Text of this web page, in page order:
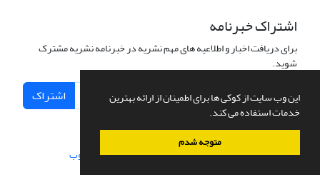
این وب سایت از کوکی ها برای اطمینان از ارائه بهترین
خدمات استفاده می کند.
متوجه شدم
اشتراک خبرنامه
برای دریافت اخبار و اطلاعیه های مهم نشریه در خبرنامه نشریه مشترک
شوید.
اشتراک
سامانه مدیریت نشریات علمی.طراحی و پیاده سازی از سیناوب